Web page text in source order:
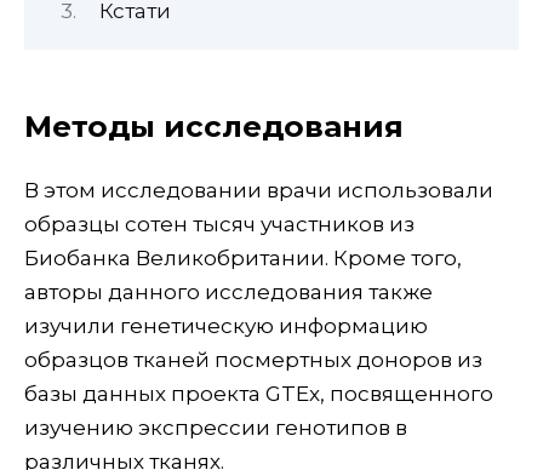
Кстати
Методы исследования
В этом исследовании врачи использовали
образцы сотен тысяч участников из
Биобанка Великобритании. Кроме того,
авторы данного исследования также
изучили генетическую информацию
образцов тканей посмертных доноров из
базы данных проекта GTEx, посвященного
изучению экспрессии генотипов в
различных тканях.